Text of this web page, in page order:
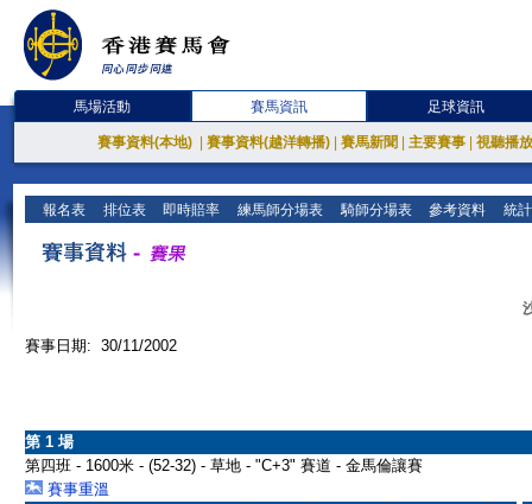
馬場活動 賽馬資訊 足球資訊
賽事資料(本地) 賽事資料(越洋轉播) 賽馬新聞 主要賽事 視聽播
報名表 排位表 即時賠率 練馬師分場表 騎師分場表 參考資料 統
賽事日期: 30/11/2002
第 1 場
第四班 - 1600米 - (52-32) - 草地 - "C+3" 賽道 - 金馬倫讓賽
賽事重溫